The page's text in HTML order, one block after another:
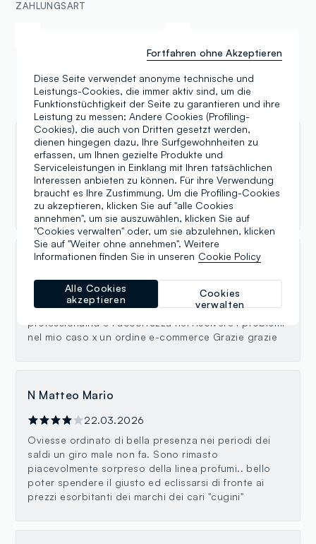
ZAHLUNGSART
Bewertungen
Maria Rita Cresta
08.07.2026
Vasta scelta, prezzi apprezzabilissimi, personale
gentile e disponibile.
Giorgio Cesarini
14.04.2026
Un ringraziamento allo staff e tutti per la
professionalità e l accortezza nel risolvere i problemi
nel mio caso x un ordine e-commerce Grazie grazie
N Matteo Mario
22.03.2026
Oviesse ordinato di bella presenza nei periodi dei
saldi un giro male non fa. Sono rimasto
piacevolmente sorpreso della linea profumi.. bello
poter spendere il giusto ed eclissarsi di fronte ai
prezzi esorbitanti dei marchi dei cari "cugini"
Diese Seite verwendet anonyme technische und
Leistungs-Cookies, die immer aktiv sind, um die
Funktionstüchtigkeit der Seite zu garantieren und ihre
Leistung zu messen; Andere Cookies (Profiling-
Cookies), die auch von Dritten gesetzt werden,
dienen hingegen dazu, Ihre Surfgewohnheiten zu
erfassen, um Ihnen gezielte Produkte und
Serviceleistungen in Einklang mit Ihren tatsächlichen
Interessen anbieten zu können. Für ihre Verwendung
braucht es Ihre Zustimmung. Um die Profiling-Cookies
zu akzeptieren, klicken Sie auf "alle Cookies
annehmen", um sie auszuwählen, klicken Sie auf
"Cookies verwalten" oder, um sie abzulehnen, klicken
Sie auf "Weiter ohne annehmen". Weitere
Informationen finden Sie in unseren Cookie Policy
Cookies
verwalten
Alle Cookies
akzeptieren
Fortfahren ohne Akzeptieren